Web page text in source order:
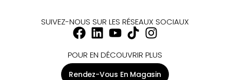
SUIVEZ-NOUS SUR LES RÉSEAUX SOCIAUX
POUR EN DÉCOUVRIR PLUS
Rendez-Vous En Magasin